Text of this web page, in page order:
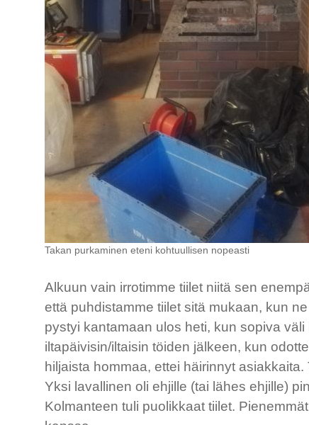
Takan purkaminen eteni kohtuullisen nopeasti
Alkuun vain irrotimme tiilet niitä sen
että puhdistamme tiilet sitä mukaan, kun
pystyi kantamaan ulos heti, kun sopiva
iltapäivisin/iltaisin töiden jälkeen, kun
hiljaista hommaa, ettei häirinnyt
Yksi lavallinen oli ehjille (tai lähes ehjille)
Kolmanteen tuli puolikkaat tiilet.